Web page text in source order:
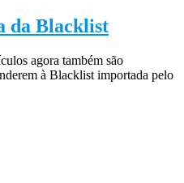
da Blacklist
agora também são
à Blacklist importada pelo